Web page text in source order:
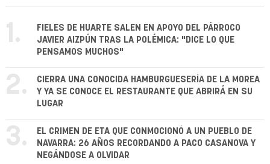
1.
FIELES DE HUARTE SALEN EN APOYO DEL PÁRROCO
JAVIER AIZPÚN TRAS LA POLÉMICA: "DICE LO QUE
PENSAMOS MUCHOS"
2.
CIERRA UNA CONOCIDA HAMBURGUESERÍA DE LA MOREA
Y YA SE CONOCE EL RESTAURANTE QUE ABRIRÁ EN SU
LUGAR
3.
EL CRIMEN DE ETA QUE CONMOCIONÓ A UN PUEBLO DE
NAVARRA: 26 AÑOS RECORDANDO A PACO CASANOVA Y
NEGÁNDOSE A OLVIDAR